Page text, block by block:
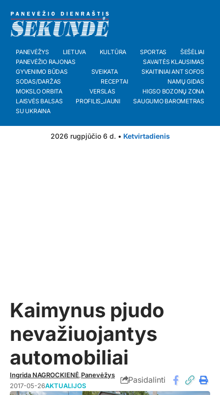
PANEVĖŽYS LIETUVA KULTŪRA SPORTAS
ŠEŠĖLIAI
PANEVĖŽIO RAJONAS
SAVAITĖS KLAUSIMAS
GYVENIMO BŪDAS
SVEIKATA
SKAITINIAI ANT SOFOS
SODAS/DARŽAS
RECEPTAI
NAMŲ GIDAS
MOKSLO ORBITA
VERSLAS
HIGSO BOZONŲ ZONA
LAISVĖS BALSAS
PROFILIS_JAUNI
SAUGUMO BAROMETRAS
SU UKRAINA
2026 rugpjūčio 6 d. • Ketvirtadienis
Kaimynus pjudo
nevažiuojantys
automobiliai
Ingrida NAGROCKIENĖ,Panevėžys
2017-05-26AKTUALIJOS
Pasidalinti